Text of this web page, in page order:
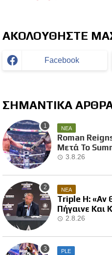
ΑΚΟΛΟΥΘΗΣΤΕ
Facebook
ΣΗΜΑΝΤΙΚΑ
ΝΕΑ
Roman
Μετά Το
3.8.26
ΝΕΑ
Triple H: «Αν
Πήγαινε Και
2.8.26
PLE